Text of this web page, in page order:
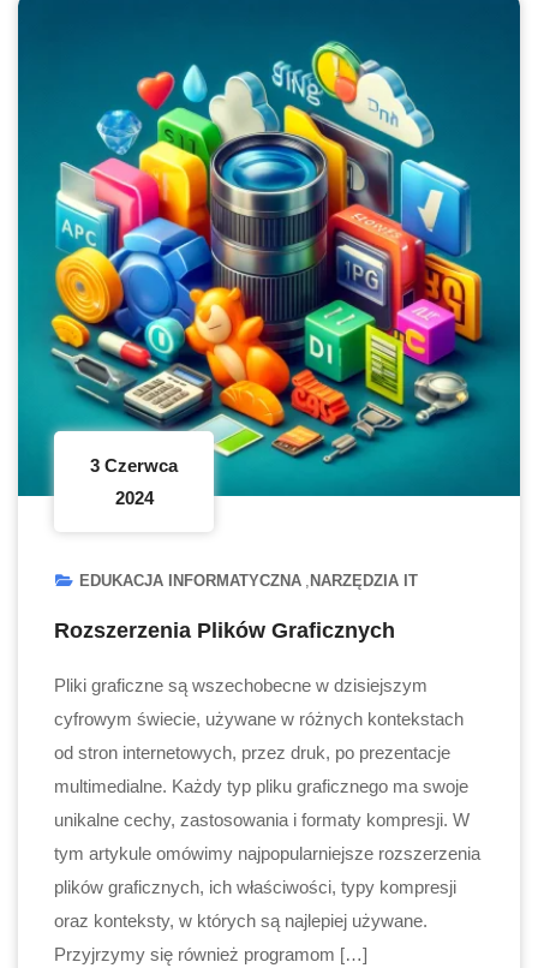
3 Czerwca
2024
EDUKACJA INFORMATYCZNA NARZĘDZIA IT
Rozszerzenia Plików Graficznych
Pliki graficzne są wszechobecne w dzisiejszym
cyfrowym świecie, używane w różnych kontekstach
od stron internetowych, przez druk, po prezentacje
multimedialne. Każdy typ pliku graficznego ma swoje
unikalne cechy, zastosowania i formaty kompresji. W
tym artykule omówimy najpopularniejsze rozszerzenia
plików graficznych, ich właściwości, typy kompresji
oraz konteksty, w których są najlepiej używane.
Przyjrzymy się również programom […]